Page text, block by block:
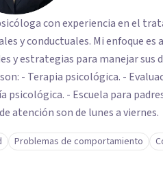
con experiencia en el
y conductuales. Mi enfoque
y estrategias para manejar sus
- Terapia psicológica. -
psicológica. - Escuela para
atención son de lunes a viernes.
Problemas de comportamiento